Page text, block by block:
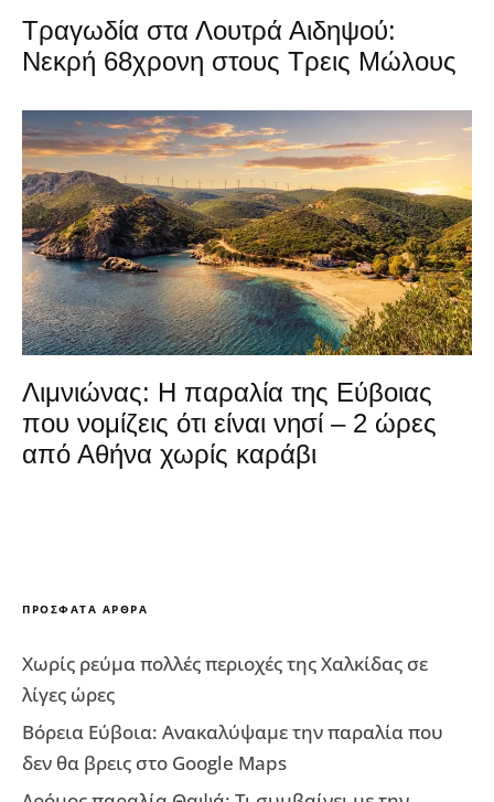
Τραγωδία στα Λουτρά Αιδηψού:
Νεκρή 68χρονη στους Τρεις Μώλους
Λιμνιώνας: Η παραλία της Εύβοιας
που νομίζεις ότι είναι νησί – 2 ώρες
από Αθήνα χωρίς καράβι
ΠΡΌΣΦΑΤΑ ΆΡΘΡΑ
Χωρίς ρεύμα πολλές περιοχές της Χαλκίδας σε
λίγες ώρες
Βόρεια Εύβοια: Ανακαλύψαμε την παραλία που
δεν θα βρεις στο Google Maps